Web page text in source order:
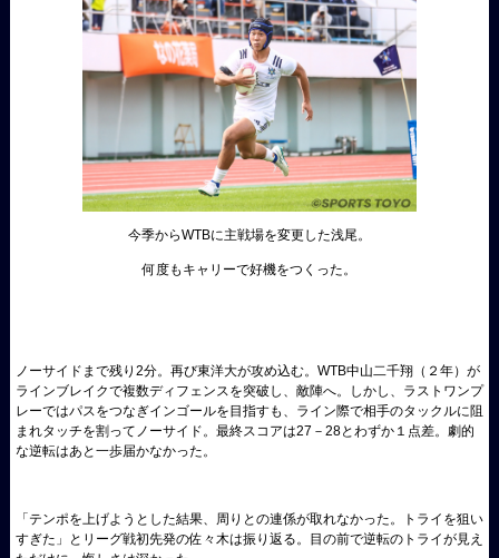
今季からWTBに主戦場を変更した浅尾。
何度もキャリーで好機をつくった。
ノーサイドまで残り2分。再び東洋大が攻め込む。WTB中山二千翔（２年）が
ラインブレイクで複数ディフェンスを突破し、敵陣へ。しかし、ラストワンプ
レーではパスをつなぎインゴールを目指すも、ライン際で相手のタックルに阻
まれタッチを割ってノーサイド。最終スコアは27－28とわずか１点差。劇的
な逆転はあと一歩届かなかった。
「テンポを上げようとした結果、周りとの連係が取れなかった。トライを狙い
すぎた」とリーグ戦初先発の佐々木は振り返る。目の前で逆転のトライが見え